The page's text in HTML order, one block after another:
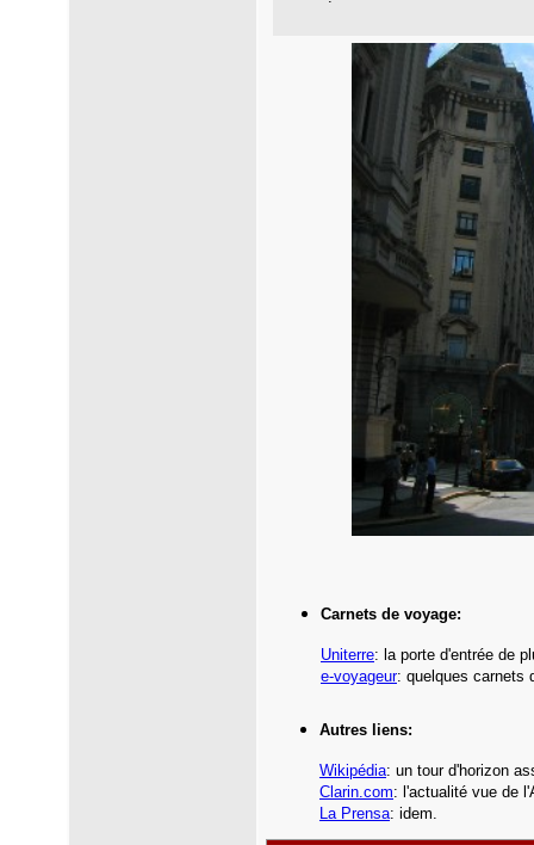
Carnets de voyage:
Uniterre: la porte d'entrée de
e-voyageur: quelques carnets
Autres liens:
Wikipédia: un tour d'horizon
Clarin.com: l 'actualité vue de
La Prensa: idem.